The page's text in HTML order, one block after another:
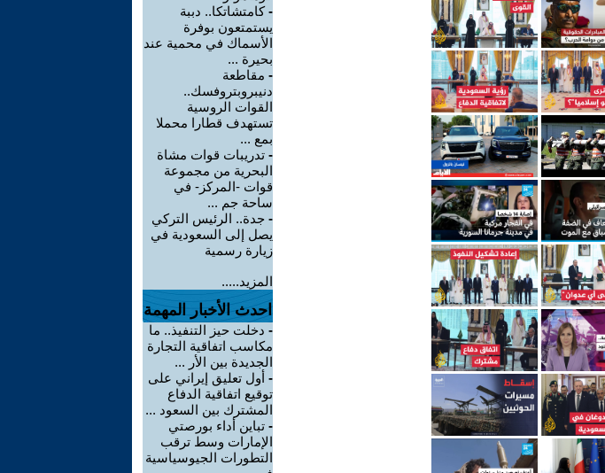
-كامتشاتكا.. دببة
يستمتعون بوفرة
الأسماك في محمية عند
بحيرة ...
- مقاطعة
دنيبروبتروفسك..
القوات الروسية
تستهدف قطارا محملا
بمع ...
- تدريبات قوات مشاة
البحرية من مجموعة
قوات -المركز- في
ساحة جم ...
- جدة.. الرئيس التركي
يصل إلى السعودية في
زيارة رسمية
المزيد.....
احدث الأخبار المهمة
- دخلت حيز التنفيذ.. ما
مكاسب اتفاقية التجارة
الجديدة بين الأر ...
- أول تعليق إيراني على
توقيع اتفاقية الدفاع
المشترك بين السعود ...
- تباين أداء بورصتي
الإمارات وسط ترقب
التطورات الجيوسياسية